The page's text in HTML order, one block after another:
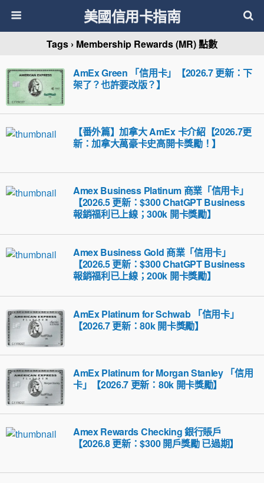
美國信用卡指南
Tags › Membership Rewards (MR) 點數
AmEx Green 「信用卡」【2026.7 更新：下
架了？也許要改版？】
【番外篇】加拿大 AmEx 卡介紹【2026.7更
新：加拿大萬豪卡史高開卡獎勵！】
Amex Business Platinum 商業「信用卡」
【2026.5 更新：$300 ChatGPT Business
報銷福利已上線；300k 開卡獎勵】
Amex Business Gold 商業「信用卡」
【2026.5 更新：$300 ChatGPT Business
報銷福利已上線；200k 開卡獎勵】
AmEx Platinum for Schwab 「信用卡」
【2026.7 更新：80k 開卡獎勵】
AmEx Platinum for Morgan Stanley 「信用
卡」【2026.7 更新：80k 開卡獎勵】
Amex Rewards Checking 銀行賬戶
【2026.8 更新：$300 開戶獎勵 已過期】